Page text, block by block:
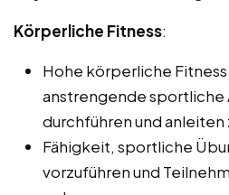
Körperliche Fitness:
Hohe körperliche Fitness
anstrengende sportliche
durchführen und anleiten
Fähigkeit, sportliche
vorzuführen und